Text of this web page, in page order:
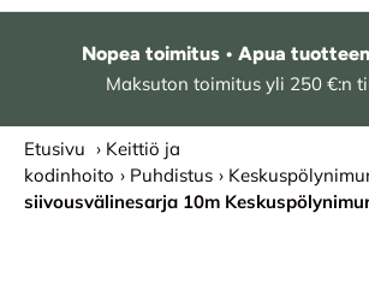
Nopea toimitus • Apua
Maksuton toimitus yli 250 €:n
Etusivu › Keittiö ja
kodinhoito › Puhdistus ›
siivousvälinesarja 10m